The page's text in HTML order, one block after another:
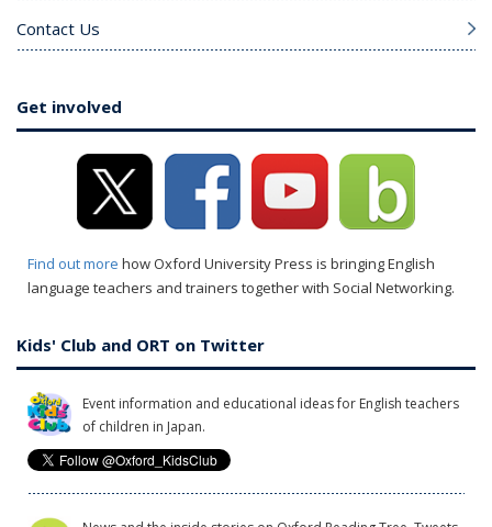
Contact Us
Get involved
Find out more how Oxford University Press is bringing English
language teachers and trainers together with Social Networking.
Kids' Club and ORT on Twitter
Event information and educational ideas for English teachers
of children in Japan.